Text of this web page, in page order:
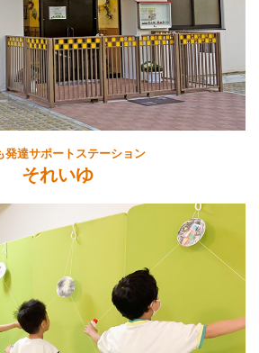
発達サポートステーション
それいゆ